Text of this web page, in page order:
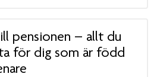
pensionen – allt du
för dig som är född